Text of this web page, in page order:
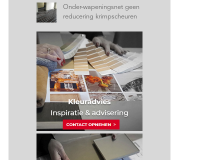
Onder-wapeningsnet geen
reducering krimpscheuren